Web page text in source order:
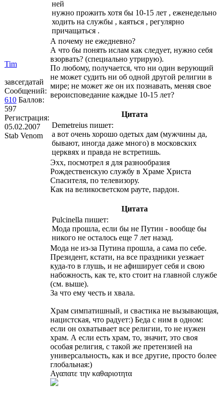
Tim
завсегдатай
Сообщений:
610 Баллов:
597
Регистрация:
05.02.2007
Stab Venom
ней
нужно прожить хотя бы 10-15 лет , еженедельно
ходить на службы , каяться , регулярно
причащаться .
А почему не ежедневно?
А что бы понять ислам как следует, нужно себя
взорвать? (специально утрирую).
По любому, получается, что ни один верующий
не может судить ни об одной другой религии в
мире; не может же он их познавать, меняя свое
вероисповедание каждые 10-15 лет?
Цитата
Demetreius пишет:
а вот очень хорошо одетых дам (мужчины да,
бывают, иногда даже много) в московских
церквях и правда не встретишь.
Эхх, посмотрел я для разнообразия
Рождественскую службу в Храме Христа
Спасителя, по телевизору.
Как на великосветском рауте, пардон.
Цитата
Pulcinella пишет:
Мода прошла, если бы не Путин - вообще бы
никого не осталось еще 7 лет назад.
Мода не из-за Путина прошла, а сама по себе.
Президент, кстати, на все праздники уезжает
куда-то в глушь, и не афиширует себя и свою
набожность, как те, кто стоит на главной службе
(см. выше).
За что ему честь и хвала.
Храм симпатишный, и свастика не вызывающая,
нацистская, что радует:) Беда с ним в одном:
если он охватывает все религии, то не нужен
храм. А если есть храм, то, значит, это своя
особая религия, с такой же претензией на
универсальность, как и все другие, просто более
глобальная:)
Αγαπατε την καθαριοτητα